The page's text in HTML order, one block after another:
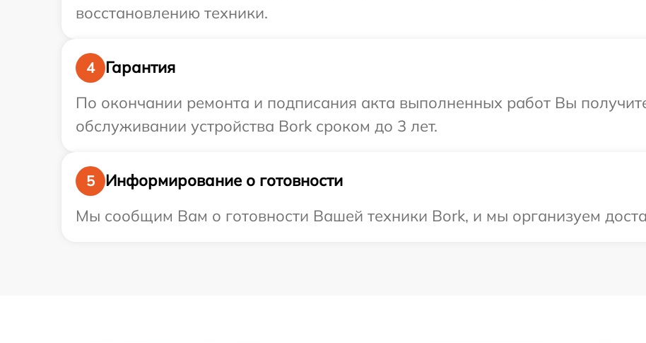
восстановлению техники.
4
Гарантия
По окончании ремонта и подписания акта выполненных работ Вы
обслуживании устройства Bork сроком до 3 лет.
5
Информирование о готовности
Мы сообщим Вам о готовности Вашей техники Bork, и мы организуем